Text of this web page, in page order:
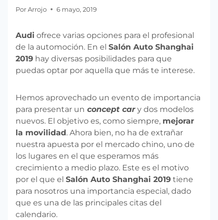
Por Arrojo 6 mayo, 2019
Audi ofrece varias opciones para el profesional
de la automoción. En el Salón Auto Shanghai
2019 hay diversas posibilidades para que
puedas optar por aquella que más te interese.
Hemos aprovechado un evento de importancia
para presentar un concept car y dos modelos
nuevos. El objetivo es, como siempre, mejorar
la movilidad. Ahora bien, no ha de extrañar
nuestra apuesta por el mercado chino, uno de
los lugares en el que esperamos más
crecimiento a medio plazo. Este es el motivo
por el que el Salón Auto Shanghai 2019 tiene
para nosotros una importancia especial, dado
que es una de las principales citas del
calendario.